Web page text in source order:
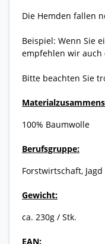
Die Hemden fallen
Beispiel: Wenn Sie
empfehlen wir auch
Bitte beachten Sie
100% Baumwolle
Berufsgruppe:
Forstwirtschaft, Jagd
Gewicht:
ca. 230g / Stk.
EAN: